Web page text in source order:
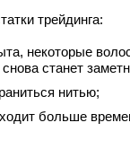
трейдинга:
некоторые
станет
нитью;
больше